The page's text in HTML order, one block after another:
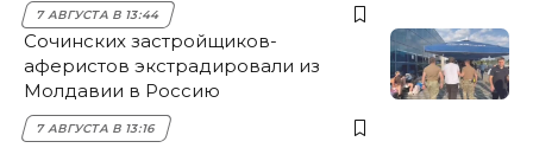
7 АВГУСТА В 13:44
Сочинских застройщиков-
аферистов экстрадировали из
Молдавии в Россию
7 АВГУСТА В 13:16